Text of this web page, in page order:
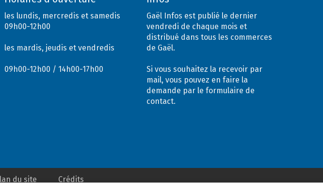
les lundis, mercredis et samedis
09h00-12h00
les mardis, jeudis et vendredis
09h00-12h00 / 14h00-17h00
Gaël Infos est publié le dernier
vendredi de chaque mois et
distribué dans tous les commerces
de Gaël.
Si vous souhaitez la recevoir par
mail, vous pouvez en faire la
demande par le formulaire de
contact.
du site Crédits